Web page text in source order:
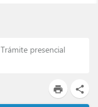
Trámite presencial
print share